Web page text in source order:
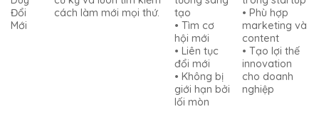
Đổi
Mới
cách làm mới mọi thứ.
tạo
• Tìm cơ
hội mới
• Liên tục
đổi mới
• Không bị
giới hạn bởi
lối mòn
• Phù hợp
marketing và
content
• Tạo lợi thế
innovation
cho doanh
nghiệp